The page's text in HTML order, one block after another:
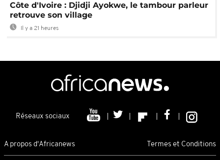
Côte d'Ivoire : Djidji Ayokwe, le tambour parleur
retrouve son village
Il y a 21 heures
Réseaux sociaux
A propos d'Africanews Termes et Conditions